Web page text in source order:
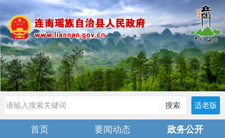
搜索 适老版
首页 要闻动态
政务公开